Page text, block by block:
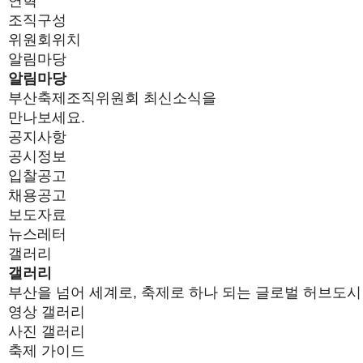
조직구성
위원회위치
알림마당
알림마당
부산축제조직위원회 최신소식을
만나보세요.
공지사항
공시정보
입찰공고
채용공고
보도자료
뉴스레터
갤러리
갤러리
부산을 넘어 세계로, 축제로 하나 되는 글로벌 허브도
영상 갤러리
사진 갤러리
축제 가이드